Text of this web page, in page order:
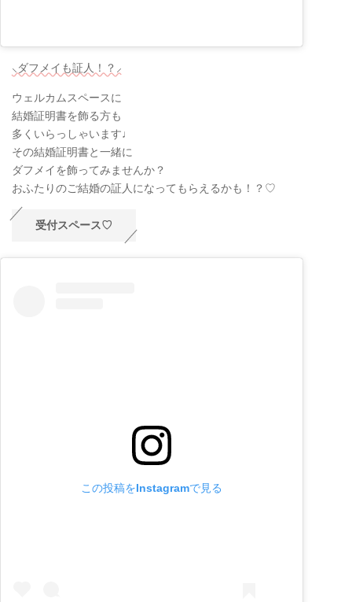
⸜ダフメイも証人！？⸝
ウェルカムスペースに
結婚証明書を飾る方も
多くいらっしゃいます♩
その結婚証明書と一緒に
ダフメイを飾ってみませんか？
おふたりのご結婚の証人になってもらえるかも！？♡
受付スペース♡
この投稿をInstagramで見る